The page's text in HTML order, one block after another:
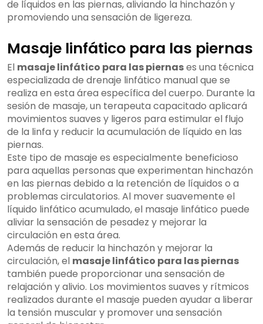
de líquidos en las piernas, aliviando la hinchazón y
promoviendo una sensación de ligereza.
Masaje linfático para las piernas
El masaje linfático para las piernases una técnica
especializada de drenaje linfático manual que se
realiza en esta área específica del cuerpo. Durante la
sesión de masaje, un terapeuta capacitado aplicará
movimientos suaves y ligeros para estimular el flujo
de la linfa y reducir la acumulación de líquido en las
piernas.
Este tipo de masaje es especialmente beneficioso
para aquellas personas que experimentan hinchazón
en las piernas debido a la retención de líquidos o a
problemas circulatorios. Al mover suavemente el
líquido linfático acumulado, el masaje linfático puede
aliviar la sensación de pesadez y mejorar la
circulación en esta área.
Además de reducir la hinchazón y mejorar la
circulación, el masaje linfático para las piernas
también puede proporcionar una sensación de
relajación y alivio. Los movimientos suaves y rítmicos
realizados durante el masaje pueden ayudar a liberar
la tensión muscular y promover una sensación